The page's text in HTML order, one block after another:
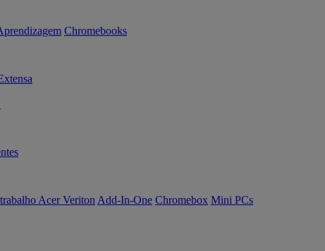
Chromebooks
Acer Veriton Add-In-One Chromebox Mini PCs